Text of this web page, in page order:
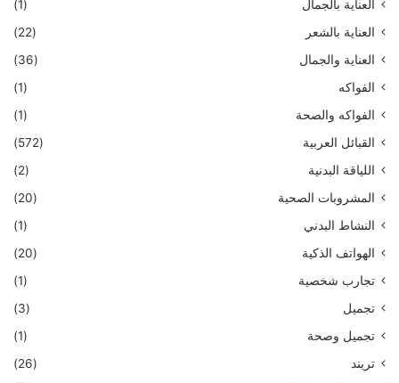
العناية بالجمال
(1)
العناية بالشعر
(22)
العناية والجمال
(36)
الفواكه
(1)
الفواكه والصحة
(1)
القبائل العربية
(572)
اللياقة البدنية
(2)
المشروبات الصحية
(20)
النشاط البدني
(1)
الهواتف الذكية
(20)
تجارب شخصية
(1)
تجميل
(3)
تجميل وصحة
(1)
تريند
(26)